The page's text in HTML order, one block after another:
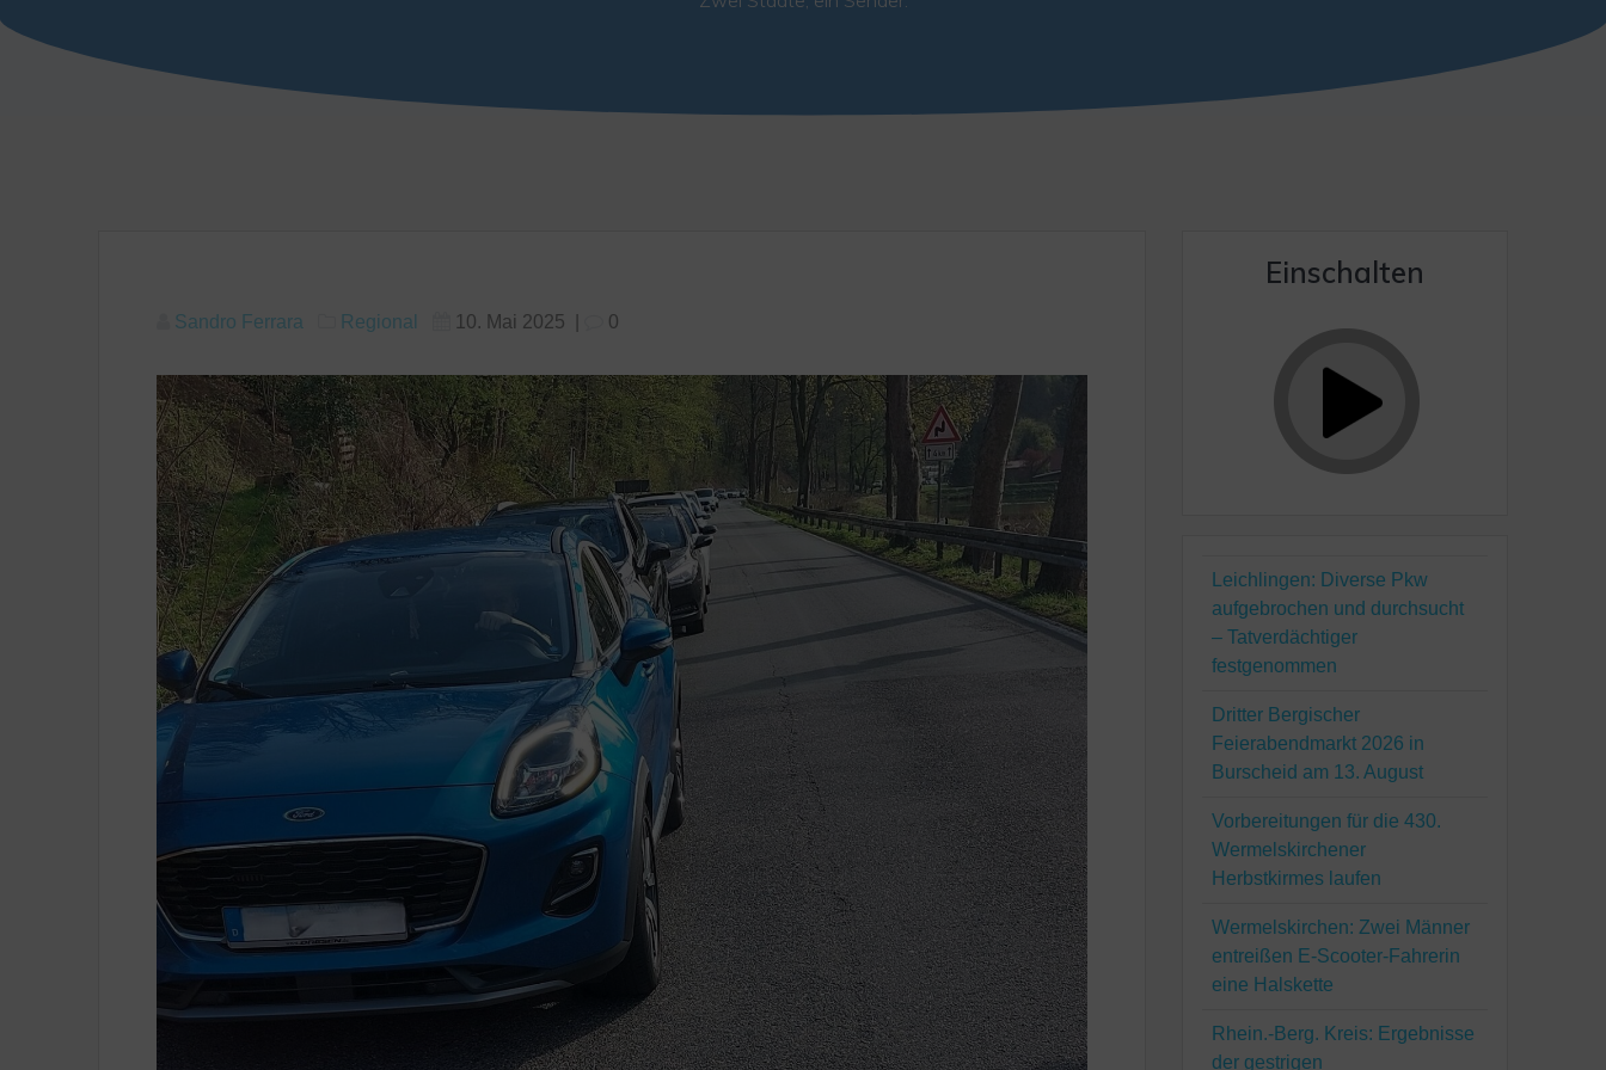
Sandro Ferrara Regional 10. Mai 2025 0
Einschalten
Leichlingen: Diverse Pkw
aufgebrochen und durchsucht
– Tatverdächtiger
festgenommen
Dritter Bergischer
Feierabendmarkt 2026 in
Burscheid am 13. August
Vorbereitungen für die 430.
Wermelskirchener
Herbstkirmes laufen
Wermelskirchen: Zwei Männer
entreißen E-Scooter-Fahrerin
eine Halskette
Rhein.-Berg. Kreis: Ergebnisse
der gestrigen